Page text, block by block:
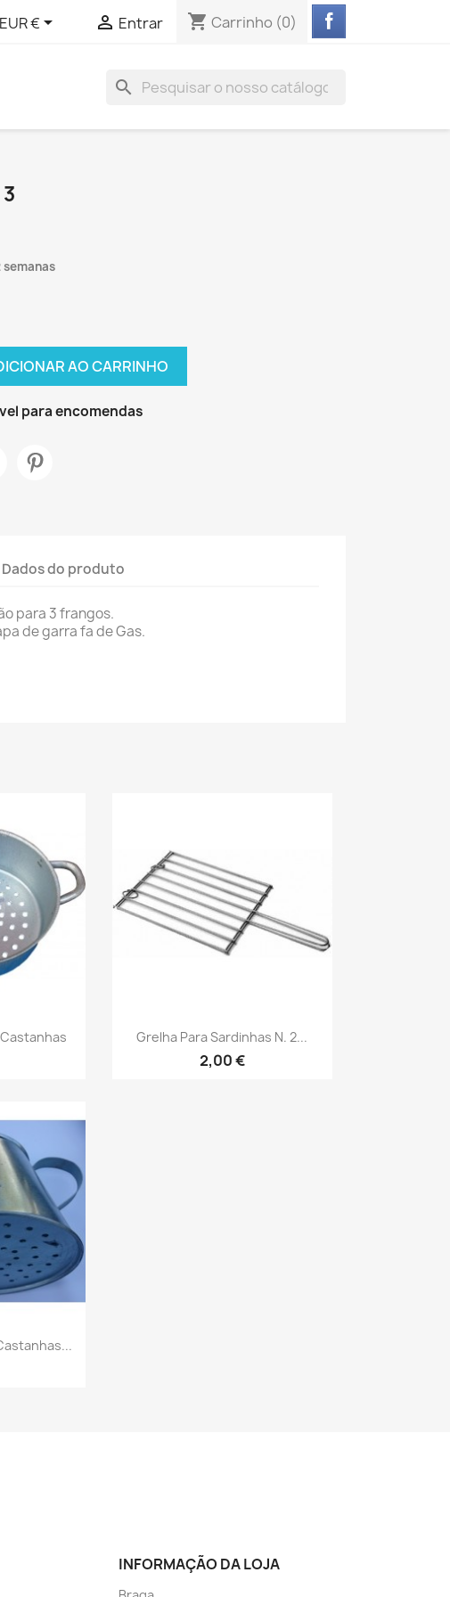
EUR €  Entrar shopping_cart Carrinho (0)
search
semanas
AO CARRINHO
para encomendas
Dados do produto
para 3 frangos.
de garra fa de Gas.
Grelha Para Sardinhas N. 2...
2,00 €
Vista rápida
INFORMAÇÃO DA LOJA